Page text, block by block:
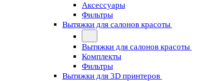
Аксессуары
Фильтры
Вытяжки для салонов красоты
Вытяжки для салонов красоты
Комплекты
Фильтры
Вытяжки для 3D принтеров